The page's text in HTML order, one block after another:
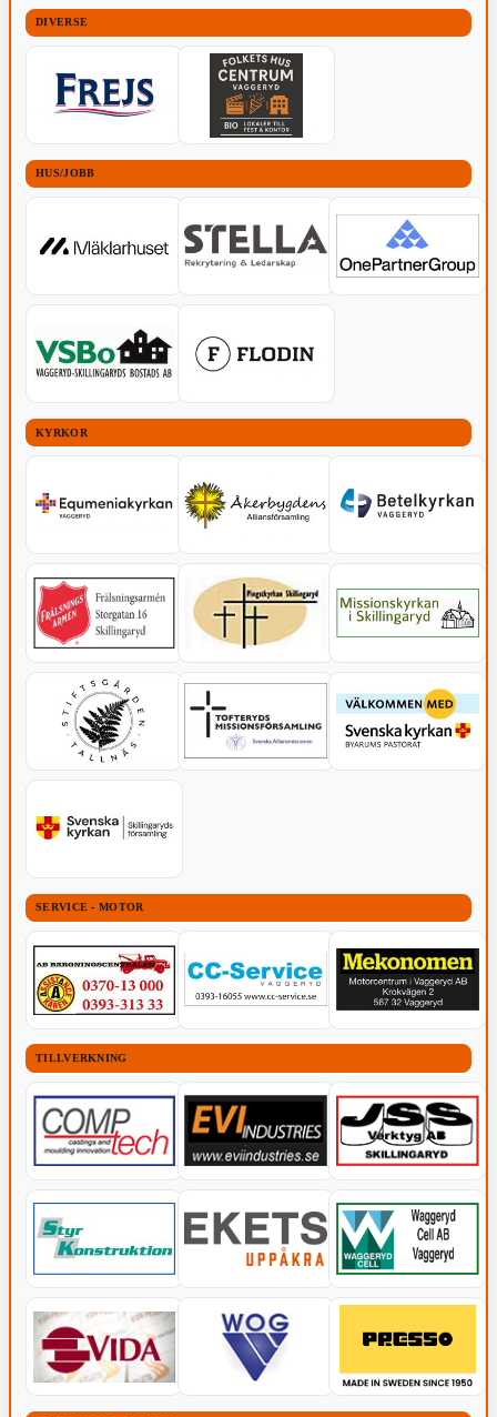
DIVERSE
HUS/JOBB
KYRKOR
SERVICE - MOTOR
TILLVERKNING